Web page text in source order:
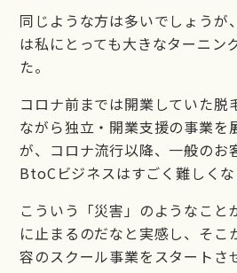
同じような方は多いでしょうが
は私にとっても大きなターニン
た。
コロナ前までは開業していた脱
ながら独立・開業支援の事業を
が、コロナ流行以降、一般のお
BtoCビジネスはすごく難しくな
こういう「災害」のようなこと
に止まるのだなと実感し、そこ
容のスクール事業をスタートさ